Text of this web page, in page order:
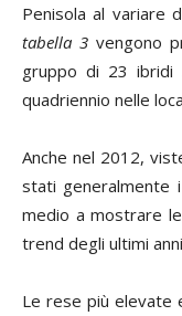
Penisola al variare
tabella 3 vengono
gruppo di 23 ibridi
quadriennio nelle
Anche nel 2012,
stati generalmente
medio a mostrare
trend degli ultimi
Le rese più elevate